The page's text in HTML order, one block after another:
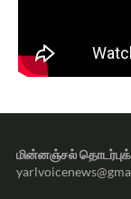
மின்னஞ்சல்